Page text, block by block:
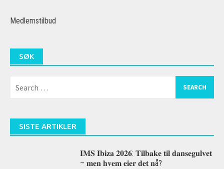
Medlemstilbud
SØK
for:
SISTE ARTIKLER
𝐈𝐌𝐒 𝐈𝐛𝐢𝐳𝐚 𝟐𝟎𝟐𝟔: 𝐓𝐢𝐥𝐛𝐚𝐤𝐞 𝐭𝐢𝐥 𝐝𝐚𝐧𝐬𝐞𝐠𝐮𝐥𝐯𝐞𝐭
– 𝐦𝐞𝐧 𝐡𝐯𝐞𝐦 𝐞𝐢𝐞𝐫 𝐝𝐞𝐭 𝐧å?